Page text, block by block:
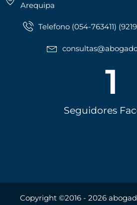
Arequipa
Telefono (054-763411)
Seguidores
1
Copyright ©2016 - 2026